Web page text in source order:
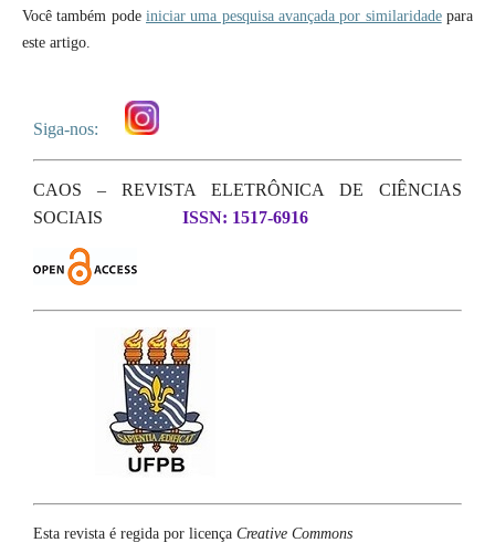
Você também pode iniciar uma pesquisa avançada por similaridadepara
este artigo.
Siga-nos:
CAOS – REVISTA ELETRÔNICA DE CIÊNCIAS
SOCIAIS
ISSN: 1517-6916
Esta revista é regida por licença Creative Commons